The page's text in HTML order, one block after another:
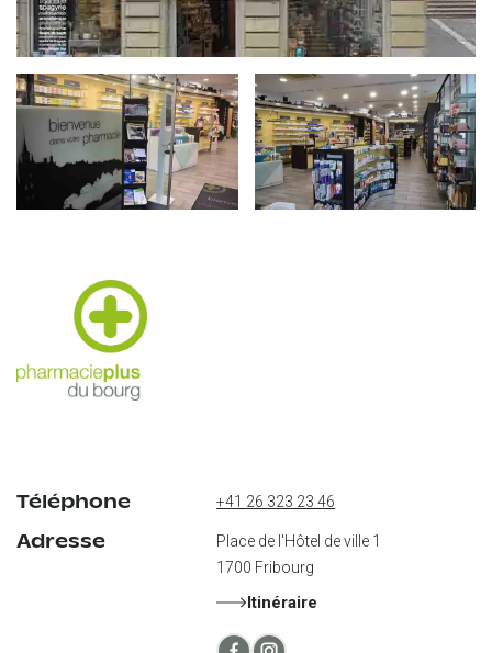
Téléphone +41 26 323 23 46
Adresse
Place de l'Hôtel de ville 1
1700 Fribourg
Itinéraire